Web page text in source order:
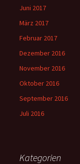
Juni 2017
März 2017
Februar 2017
Dezember 2016
November 2016
Oktober 2016
September 2016
Juli 2016
Kategorien